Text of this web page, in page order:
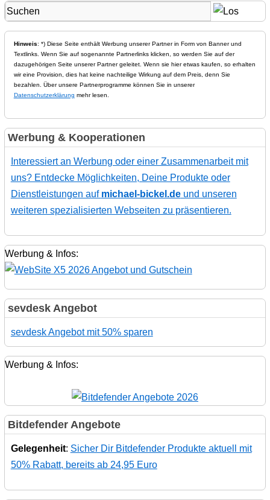
Hinweis: *) Diese Seite enthält Werbung unserer Partner in Form von Banner und
Textlinks. Wenn Sie auf sogenannte Partnerlinks klicken, so werden Sie auf der
dazugehörigen Seite unserer Partner geleitet. Wenn sie hier etwas kaufen, so erhalten
wir eine Provision, dies hat keine nachteilige Wirkung auf dem Preis, denn Sie
bezahlen. Über unsere Partnerprogramme können Sie in unserer
Datenschutzerklärung mehr lesen.
Werbung & Kooperationen
Interessiert an Werbung oder einer Zusammenarbeit mit
uns? Entdecke Möglichkeiten, Deine Produkte oder
Dienstleistungen auf michael-bickel.deund unseren
weiteren spezialisierten Webseiten zu präsentieren.
Werbung & Infos:
sevdesk Angebot
sevdesk Angebot mit 50% sparen
Werbung & Infos:
Bitdefender Angebote
Gelegenheit: Sicher Dir Bitdefender Produkte aktuell mit
50% Rabatt, bereits ab 24,95 Euro